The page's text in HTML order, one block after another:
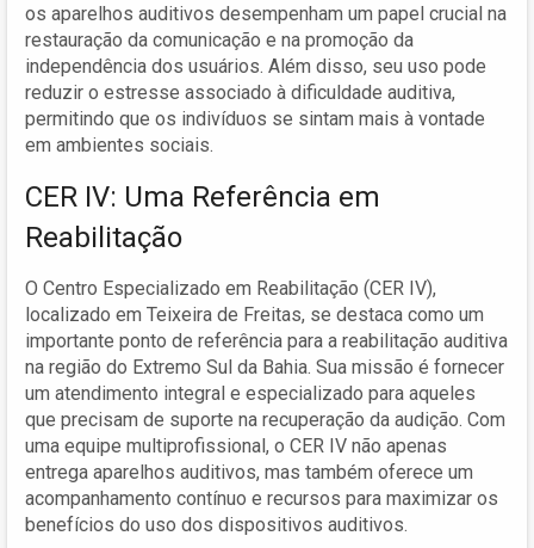
os aparelhos auditivos desempenham um papel crucial na
restauração da comunicação e na promoção da
independência dos usuários. Além disso, seu uso pode
reduzir o estresse associado à dificuldade auditiva,
permitindo que os indivíduos se sintam mais à vontade
em ambientes sociais.
CER IV: Uma Referência em
Reabilitação
O Centro Especializado em Reabilitação (CER IV),
localizado em Teixeira de Freitas, se destaca como um
importante ponto de referência para a reabilitação auditiva
na região do Extremo Sul da Bahia. Sua missão é fornecer
um atendimento integral e especializado para aqueles
que precisam de suporte na recuperação da audição. Com
uma equipe multiprofissional, o CER IV não apenas
entrega aparelhos auditivos, mas também oferece um
acompanhamento contínuo e recursos para maximizar os
benefícios do uso dos dispositivos auditivos.